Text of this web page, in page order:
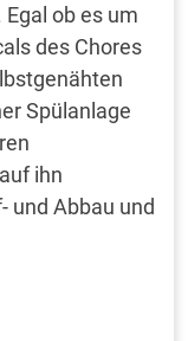
ob es um
des Chores
Spülanlage
ihn
und Abbau und